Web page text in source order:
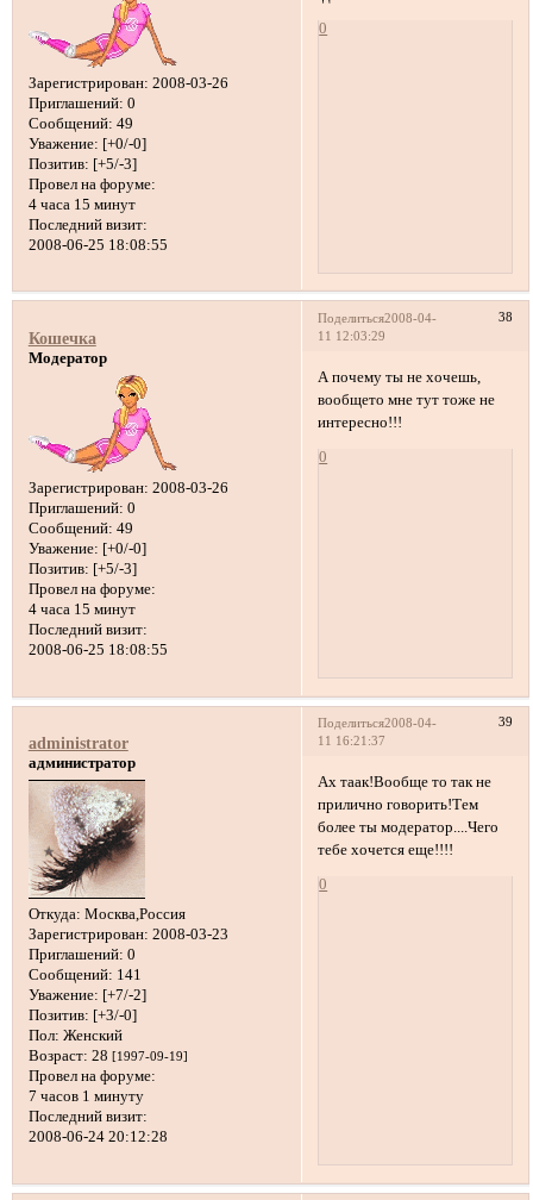
Зарегистрирован: 2008-03-26
Приглашений: 0
Сообщений: 49
Уважение: [+0/-0]
Позитив: [+5/-3]
Провел на форуме:
4 часа 15 минут
Последний визит:
2008-06-25 18:08:55
0
Поделиться 38
2008-04-
11 12:03:29
Кошечка
Модератор
Зарегистрирован: 2008-03-26
Приглашений: 0
Сообщений: 49
Уважение: [+0/-0]
Позитив: [+5/-3]
Провел на форуме:
4 часа 15 минут
Последний визит:
2008-06-25 18:08:55
А почему ты не хочешь,
вообщето мне тут тоже не
интересно!!!
0
Поделиться 39
2008-04-
11 16:21:37
administrator
администратор
Откуда: Москва,Россия
Зарегистрирован: 2008-03-23
Приглашений: 0
Сообщений: 141
Уважение: [+7/-2]
Позитив: [+3/-0]
Пол: Женский
Возраст: 28 [1997-09-19]
Провел на форуме:
7 часов 1 минуту
Последний визит:
2008-06-24 20:12:28
Ах таак!Вообще то так не
прилично говорить!Тем
более ты модератор....Чего
тебе хочется еще!!!!
0